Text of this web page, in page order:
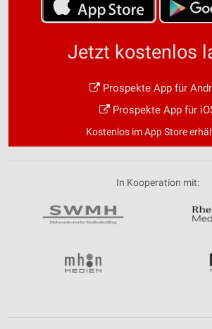
Jetzt kostenlos
Prospekte App für
Prospekte App für
Kostenlos im App Store
In Kooperation mit:
Informationen identifizieren
Notwendig